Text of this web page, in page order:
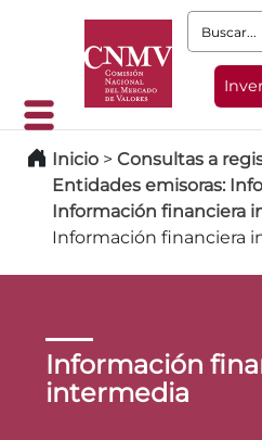
Buscar:
Inicio > Consultas a
Entidades emisoras:
Información financiera
Información financiera
Información
intermedia